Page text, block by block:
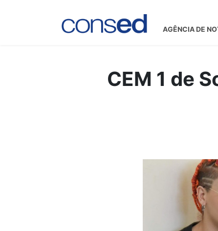
AGÊNCIA DE
CEM 1 de